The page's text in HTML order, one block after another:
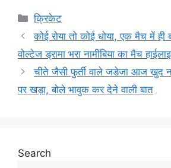
Categories
क्रिकेट
कोई रोया तो कोई धोया, एक मैच में
वोल्टेज ड्रामा भरा नामीबिया का मैच
चीते जैसी फुर्ती वाले जडेजा आज खुद
पर खड़ा, बोले भावुक कर देने वाली बात
Search